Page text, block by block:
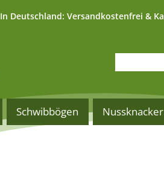
In Deutschland: Versandkostenfrei &
Schwibbögen Nussknacker